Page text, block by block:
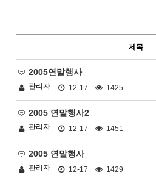
제목
2005연말행사
관리자 12-17 1425
2005 연말행사2
관리자 12-17 1451
2005 연말행사
관리자 12-17 1429